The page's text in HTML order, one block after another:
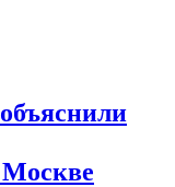
Москве